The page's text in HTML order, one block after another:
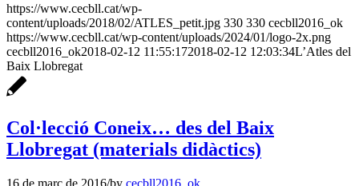
https://www.cecbll.cat/wp-
content/uploads/2018/02/ATLES_petit.jpg 330 330 cecbll2016_ok
https://www.cecbll.cat/wp-content/uploads/2024/01/logo-2x.png
cecbll2016_ok2018-02-12 11:55:172018-02-12 12:03:34L’Atles del
Baix Llobregat
Col·lecció Coneix… des del Baix
Llobregat (materials didàctics)